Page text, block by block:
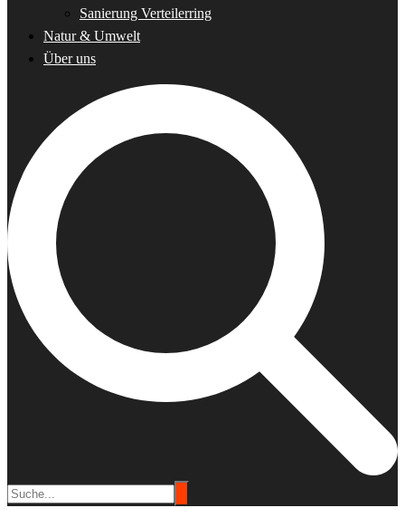
Sanierung Verteilerring
Natur & Umwelt
Über uns